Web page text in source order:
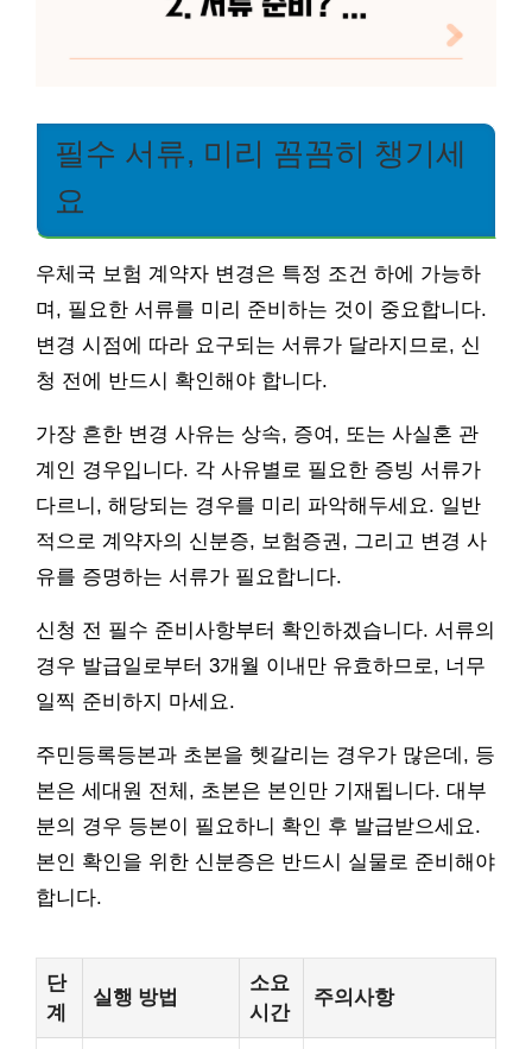
필수 서류, 미리 꼼꼼히 챙기세
요
우체국 보험 계약자 변경은 특정 조건 하에 가능하
며, 필요한 서류를 미리 준비하는 것이 중요합니다.
변경 시점에 따라 요구되는 서류가 달라지므로, 신
청 전에 반드시 확인해야 합니다.
가장 흔한 변경 사유는 상속, 증여, 또는 사실혼 관
계인 경우입니다. 각 사유별로 필요한 증빙 서류가
다르니, 해당되는 경우를 미리 파악해두세요. 일반
적으로 계약자의 신분증, 보험증권, 그리고 변경 사
유를 증명하는 서류가 필요합니다.
신청 전 필수 준비사항부터 확인하겠습니다. 서류의
경우 발급일로부터 3개월 이내만 유효하므로, 너무
일찍 준비하지 마세요.
주민등록등본과 초본을 헷갈리는 경우가 많은데, 등
본은 세대원 전체, 초본은 본인만 기재됩니다. 대부
분의 경우 등본이 필요하니 확인 후 발급받으세요.
본인 확인을 위한 신분증은 반드시 실물로 준비해야
합니다.
단
계
실행 방법
소요
시간
주의사항